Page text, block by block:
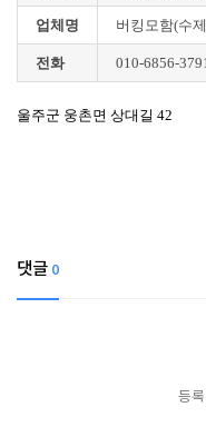
업체명 버킹모함(수
전화 010-6856-
울주군 웅촌면 상대길 42
댓글 0
등